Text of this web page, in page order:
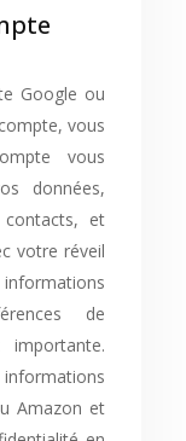
Google ou
vous
vous
données,
et
votre réveil
de
importante.
Amazon et